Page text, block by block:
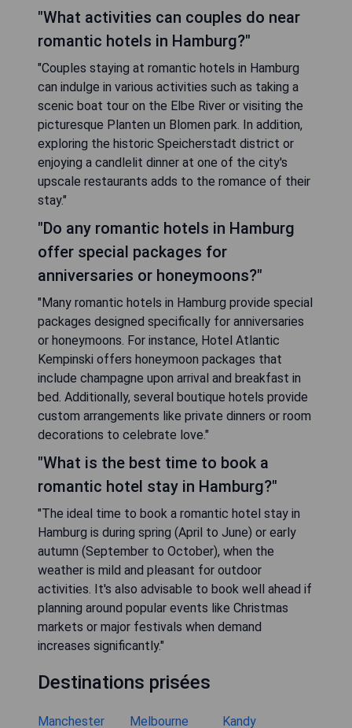
"What activities can couples do near
romantic hotels in Hamburg?"
"Couples staying at romantic hotels in Hamburg
can indulge in various activities such as taking a
scenic boat tour on the Elbe River or visiting the
picturesque Planten un Blomen park. In addition,
exploring the historic Speicherstadt district or
enjoying a candlelit dinner at one of the city's
upscale restaurants adds to the romance of their
stay."
"Do any romantic hotels in Hamburg
offer special packages for
anniversaries or honeymoons?"
"Many romantic hotels in Hamburg provide special
packages designed specifically for anniversaries
or honeymoons. For instance, Hotel Atlantic
Kempinski offers honeymoon packages that
include champagne upon arrival and breakfast in
bed. Additionally, several boutique hotels provide
custom arrangements like private dinners or room
decorations to celebrate love."
"What is the best time to book a
romantic hotel stay in Hamburg?"
"The ideal time to book a romantic hotel stay in
Hamburg is during spring (April to June) or early
autumn (September to October), when the
weather is mild and pleasant for outdoor
activities. It's also advisable to book well ahead if
planning around popular events like Christmas
markets or major festivals when demand
increases significantly."
Destinations prisées
Manchester Melbourne Kandy